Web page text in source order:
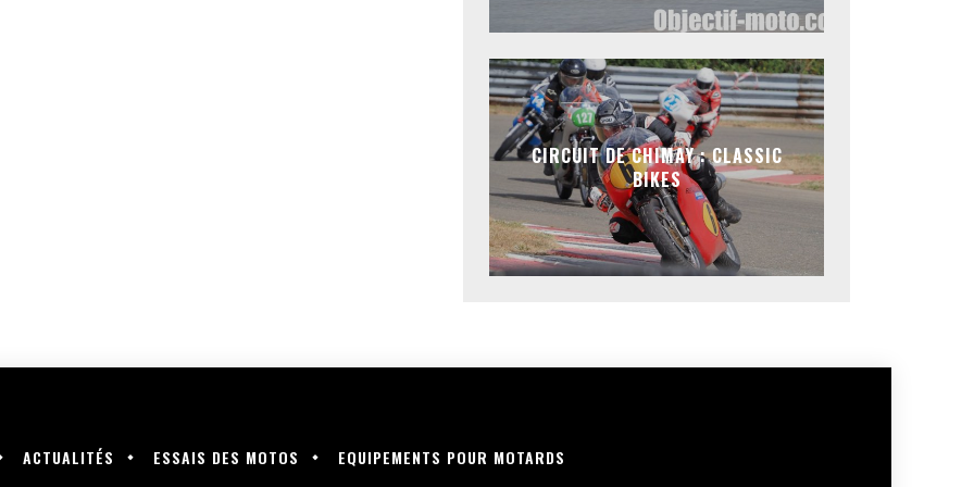
CIRCUIT DE CHIMAY : CLASSIC
BIKES
ACTUALITÉS ESSAIS DES MOTOS EQUIPEMENTS POUR MOTARDS